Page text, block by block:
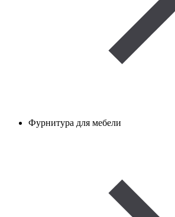
Фурнитура для мебели